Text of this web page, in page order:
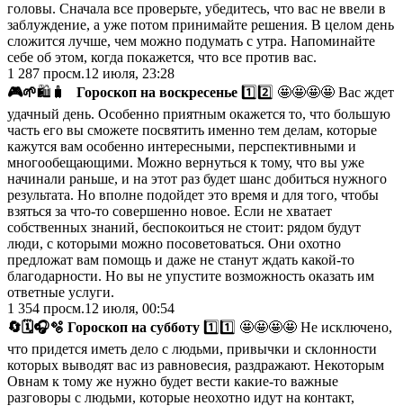
головы. Сначала все проверьте, убедитесь, что вас не ввели в
заблуждение, а уже потом принимайте решения. В целом день
сложится лучше, чем можно подумать с утра. Напоминайте
себе об этом, когда покажется, что все против вас.
1 287 просм.12 июля, 23:28
🎮🌱🛍🧳 Гороскоп на воскресенье 1️⃣2️⃣ 🤩🤩🤩🤩 Вас ждет
удачный день. Особенно приятным окажется то, что большую
часть его вы сможете посвятить именно тем делам, которые
кажутся вам особенно интересными, перспективными и
многообещающими. Можно вернуться к тому, что вы уже
начинали раньше, и на этот раз будет шанс добиться нужного
результата. Но вполне подойдет это время и для того, чтобы
взяться за что-то совершенно новое. Если не хватает
собственных знаний, беспокоиться не стоит: рядом будут
люди, с которыми можно посоветоваться. Они охотно
предложат вам помощь и даже не станут ждать какой-то
благодарности. Но вы не упустите возможность оказать им
ответные услуги.
1 354 просм.12 июля, 00:54
🔄🗓🎧🫧 Гороскоп на субботу 1️⃣1️⃣ 🤩🤩🤩🤩 Не исключено,
что придется иметь дело с людьми, привычки и склонности
которых выводят вас из равновесия, раздражают. Некоторым
Овнам к тому же нужно будет вести какие-то важные
разговоры с людьми, которые неохотно идут на контакт,